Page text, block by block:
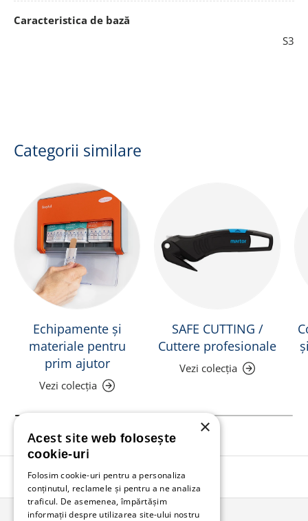
Caracteristica de bază
S3
Categorii similare
Echipamente și
materiale pentru
prim ajutor
Vezi colecția
SAFE CUTTING /
Cuttere profesionale
Vezi colecția
Înapoi în sus
×
Acest site web folosește
cookie-uri
Folosim cookie-uri pentru a personaliza
conținutul, reclamele și pentru a ne analiza
traficul. De asemenea, împărtășim
informații despre utilizarea site-ului nostru